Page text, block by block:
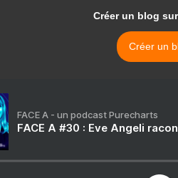
Créer un blog
Créer un
FACE A - un podcast Purecharts
FACE A #30 : Eve Angeli